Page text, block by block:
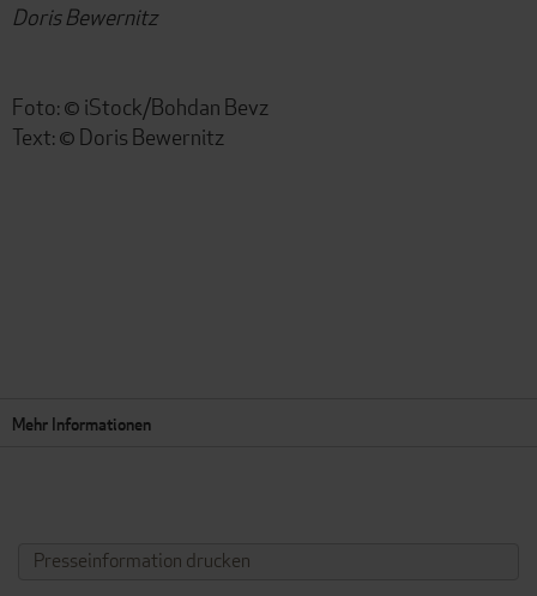
Doris Bewernitz
Foto: © iStock/Bohdan Bevz
Text: © Doris Bewernitz
Mehr Informationen
Presseinformation drucken